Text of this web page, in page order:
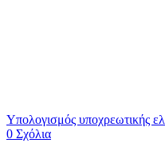
Υπολογισμός υποχρεωτικής
0 Σχόλια